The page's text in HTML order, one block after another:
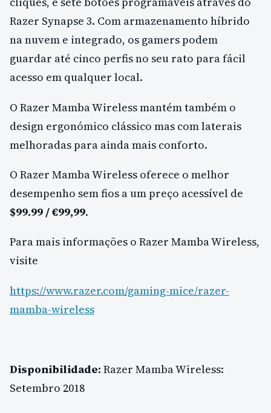
Razer Synapse 3. Com armazenamento híbrido
na nuvem e integrado, os gamers podem
guardar até cinco perfis no seu rato para fácil
acesso em qualquer local.
O Razer Mamba Wireless mantém também o
design ergonómico clássico mas com laterais
melhoradas para ainda mais conforto.
O Razer Mamba Wireless oferece o melhor
desempenho sem fios a um preço acessível de
$99.99 / €99,99.
Para mais informações o Razer Mamba Wireless,
visite
https://www.razer.com/gaming-mice/razer-
mamba-wireless
Disponibilidade: Razer Mamba Wireless:
Setembro 2018